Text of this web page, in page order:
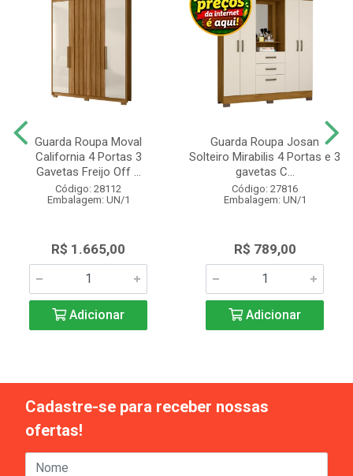
Guarda Roupa Moval
California 4 Portas 3
Gavetas Freijo Off ...
Código: 28112
Embalagem: UN/1
R$ 1.665,00
Adicionar
Guarda Roupa Josan
Solteiro Mirabilis 4 Portas e 3
gavetas C...
Código: 27816
Embalagem: UN/1
R$ 789,00
Adicionar
Cadastre-se para receber nossas
ofertas!